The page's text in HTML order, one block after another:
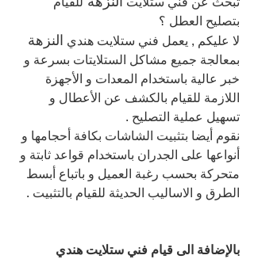
بتصليح العطل ؟
لا عليكم , يعمل فني ستلايت هندي النزهة
بمعالجة جميع مشاكل الستلايتات بسرعة و
خبر عالية باستخدام المعدات و الأجهزة
اللازمة للقيام بالكشف عن الأعطال و
تسهيل عملية التصليح .
نقوم أيضا بتثبيت الشاشات بكافة أحجامها و
أنواعها على الجدران باستخدام قواعد ثابتة و
متحركة بحسب رغبة العميل و باتباع أبسط
الطرق و الاساليب الحديثة للقيام بالتثبيت .
بالإضافة الى قيام فني ستلايت هندي